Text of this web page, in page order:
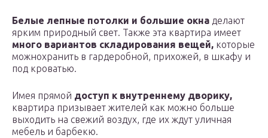
Белые лепные потолки и большие окна делают
ярким природный свет. Также эта квартира имеет
много вариантов складирования вещей, которые
можнохранить в гардеробной, прихожей, в шкафу и
под кроватью.
Имея прямой доступ к внутреннему дворику,
квартира призывает жителей как можно больше
выходить на свежий воздух, где их ждут уличная
мебель и барбекю.